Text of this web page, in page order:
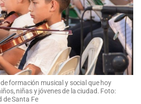
formación musical y social que hoy
niñas y jóvenes de la ciudad. Foto:
de Santa Fe